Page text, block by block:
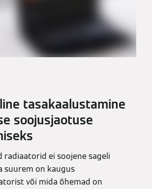
tasakaalustamine
soojusjaotuse
radiaatorid ei soojene sageli
suurem on kaugus
või mida õhemad on